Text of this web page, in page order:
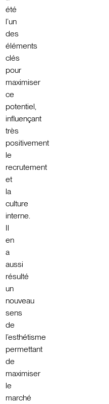
été
l’un
des
éléments
clés
pour
maximiser
ce
potentiel,
influençant
très
positivement
le
recrutement
et
la
culture
interne.
Il
en
a
aussi
résulté
un
nouveau
sens
de
l’esthétisme
permettant
de
maximiser
le
marché